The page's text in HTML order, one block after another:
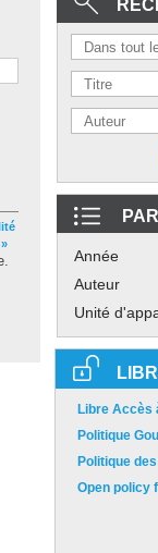
Année
Auteur
Unité
Libre Accès
Politique
Politique
Open policy